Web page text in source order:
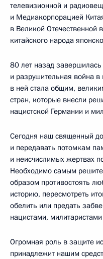
телевизионной и
и Медиакорпорацией
в Великой Отечественной
китайского народа
80 лет назад
и разрушительная война в
в ней стала общим,
стран, которые внесли
нацистской Германии и
Сегодня наш священный
и передавать потомкам
и неисчислимых жертвах
Необходимо самым
образом противостоять
историю, пересмотреть
обелить или предать
нацистами,
Огромная роль в защите
принадлежит нашим